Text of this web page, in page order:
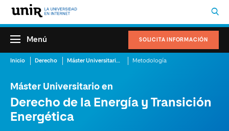
SOLICITA INFORMACIÓN
Menú
Inicio Derecho Máster Universitario en Derecho de la Energía y Transición Energética Metodología
Máster Universitario en
Derecho de la Energía y Transición
Energética